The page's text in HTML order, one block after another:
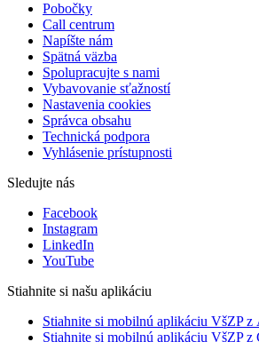
Pobočky
Call centrum
Napíšte nám
Spätná väzba
Spolupracujte s nami
Vybavovanie sťažností
Nastavenia cookies
Správca obsahu
Technická podpora
Vyhlásenie prístupnosti
Sledujte nás
Facebook
Instagram
LinkedIn
YouTube
Stiahnite si našu aplikáciu
Stiahnite si mobilnú aplikáciu VšZP z
Stiahnite si mobilnú aplikáciu VšZP z